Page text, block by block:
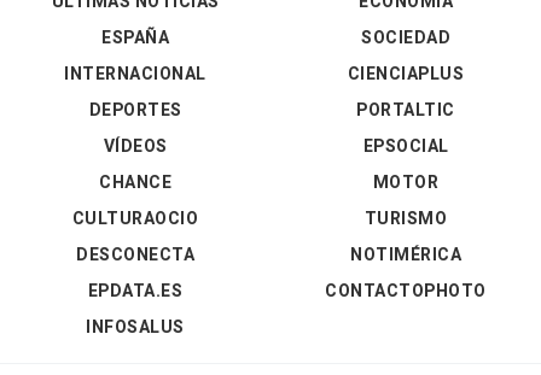
ESPAÑA
INTERNACIONAL
DEPORTES
VÍDEOS
SOCIEDAD
CIENCIAPLUS
PORTALTIC
EPSOCIAL
CHANCE
CULTURAOCIO
DESCONECTA
EPDATA.ES
INFOSALUS
MOTOR
TURISMO
NOTIMÉRICA
CONTACTOPHOTO